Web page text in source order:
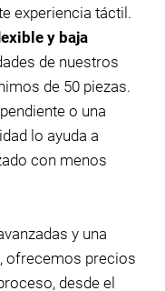
experiencia táctil.
y baja
de nuestros
de 50 piezas.
o una
lo ayuda a
con menos
y una
ofrecemos precios
desde el